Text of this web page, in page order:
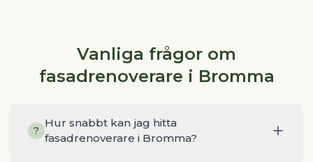
Vanliga frågor om
fasadrenoverare i Bromma
?
Hur snabbt kan jag hitta
fasadrenoverare i Bromma?